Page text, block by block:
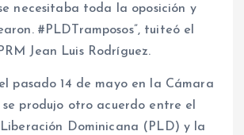
necesitaba toda la oposición y
#PLDTramposos”, tuiteó el
Jean Luis Rodríguez.
pasado 14 de mayo en la Cámara
produjo otro acuerdo entre el
Dominicana (PLD) y la